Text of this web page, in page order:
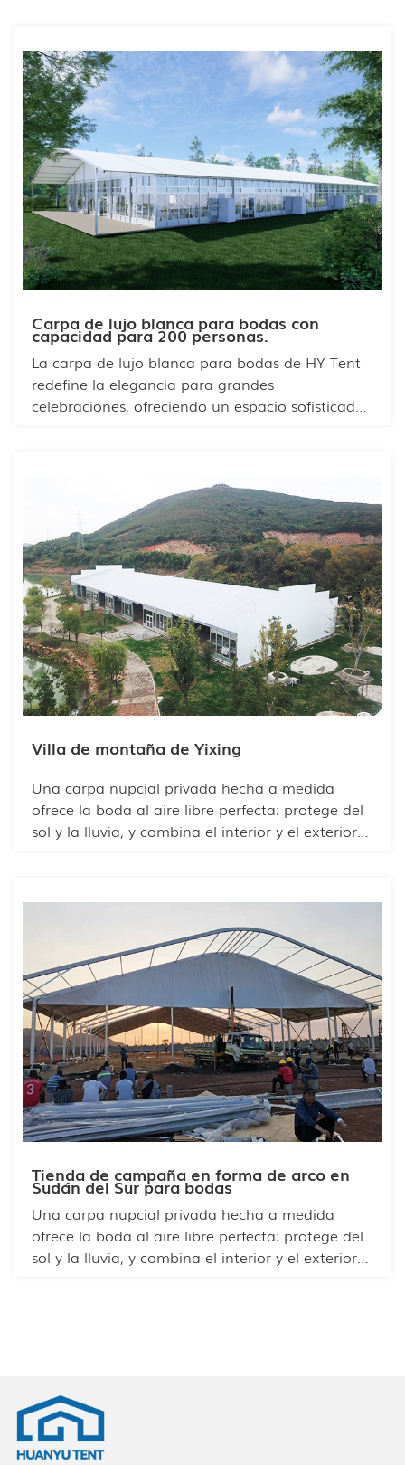
Carpa de lujo blanca para bodas con
capacidad para 200 personas.
La carpa de lujo blanca para bodas de HY Tent
redefine la elegancia para grandes
celebraciones, ofreciendo un espacio sofisticado
carpa crea una atmósfera mágica para una
boda inolvidable.
Villa de montaña de Yixing
Una carpa nupcial privada hecha a medida
ofrece la boda al aire libre perfecta: protege del
sol y la lluvia, y combina el interior y el exterior
Tienda de campaña en forma de arco en
Sudán del Sur para bodas
Una carpa nupcial privada hecha a medida
ofrece la boda al aire libre perfecta: protege del
sol y la lluvia, y combina el interior y el exterior